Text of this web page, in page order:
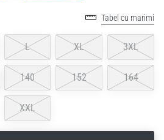
Tabel cu marimi
L XL 3XL
140 152 164
XXL